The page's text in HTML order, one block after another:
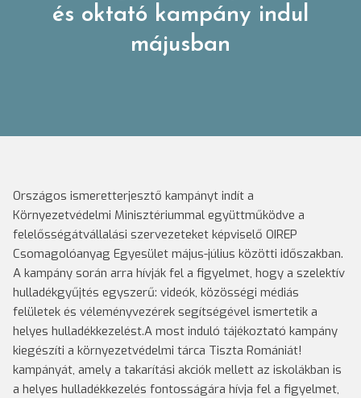
és oktató kampány indul
májusban
Országos ismeretterjesztő kampányt indít a
Környezetvédelmi Minisztériummal együttműködve a
felelősségátvállalási szervezeteket képviselő OIREP
Csomagolóanyag Egyesület május-július közötti időszakban.
A kampány során arra hívják fel a figyelmet, hogy a szelektív
hulladékgyűjtés egyszerű: videók, közösségi médiás
felületek és véleményvezérek segítségével ismertetik a
helyes hulladékkezelést.A most induló tájékoztató kampány
kiegészíti a környezetvédelmi tárca Tiszta Romániát!
kampányát, amely a takarítási akciók mellett az iskolákban is
a helyes hulladékkezelés fontosságára hívja fel a figyelmet,